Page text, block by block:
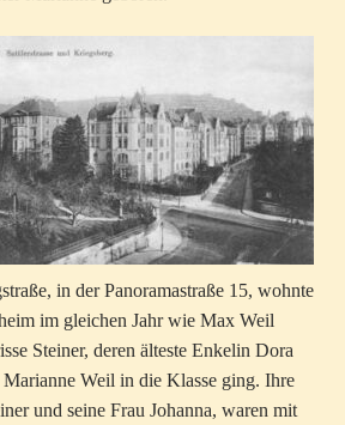
in der Panoramastraße 15, wohnte
im gleichen Jahr wie Max Weil
Steiner, deren älteste Enkelin Dora
Weil in die Klasse ging. Ihre
und seine Frau Johanna, waren mit